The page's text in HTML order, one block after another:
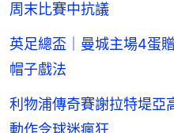
周末比賽中抗議
英足總盃｜曼城主場4蛋
帽子戲法
利物浦傳奇賽謝拉特堤
動作令球迷瘋狂